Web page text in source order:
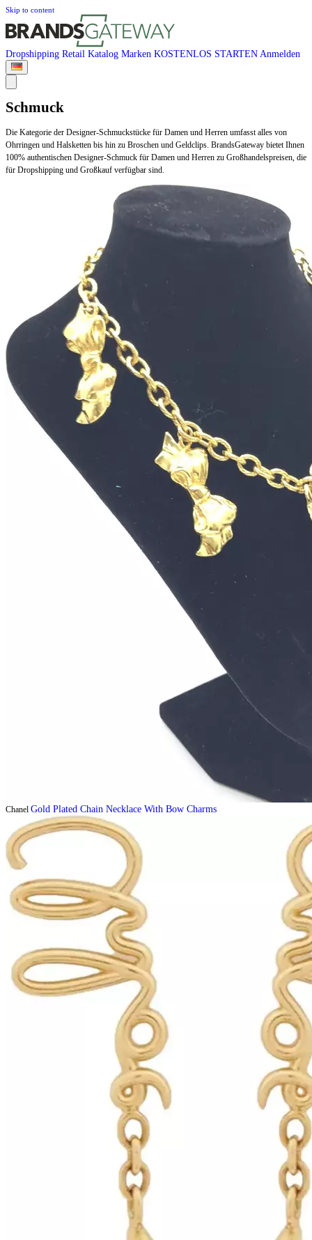
Skip to content
Dropshipping Retail Katalog Marken KOSTENLOS STARTEN Anmelden
Schmuck
Die Kategorie der Designer-Schmuckstücke für Damen und Herren umfasst alles von
Ohrringen und Halsketten bis hin zu Broschen und Geldclips. BrandsGateway bietet Ihnen
100% authentischen Designer-Schmuck für Damen und Herren zu Großhandelspreisen, die
für Dropshipping und Großkauf verfügbar sind.
Chanel Gold Plated Chain Necklace With Bow Charms